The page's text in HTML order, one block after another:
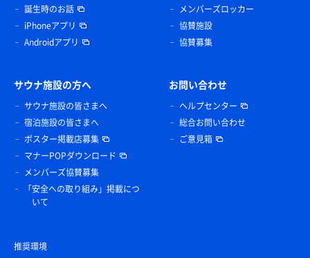
誕生時のお話
iPhoneアプリ
Androidアプリ
メンバーズロッカー
協賛施設
協賛募集
サウナ施設の方へ
サウナ施設の皆さまへ
宿泊施設の皆さまへ
ポスター掲載店募集
マナーPOPダウンロード
メンバーズ協賛募集
「安全への取り組み」掲載につ
いて
お問い合わせ
ヘルプセンター
総合お問い合わせ
ご意見箱
推奨環境